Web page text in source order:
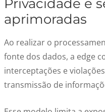
Privacidade e
aprimoradas
Ao realizar o
fonte dos dados, a edge
interceptações e
transmissão de